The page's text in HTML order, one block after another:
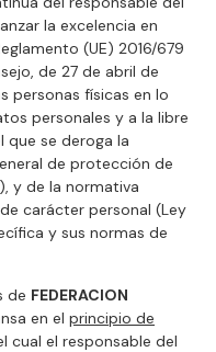
la excelencia en
(UE) 2016/679
de 27 de abril de
personas físicas en lo
personales y a la libre
se deroga la
de protección de
y de la normativa
carácter personal (Ley
y sus normas de
de FEDERACION
en el principio de
cual el responsable del